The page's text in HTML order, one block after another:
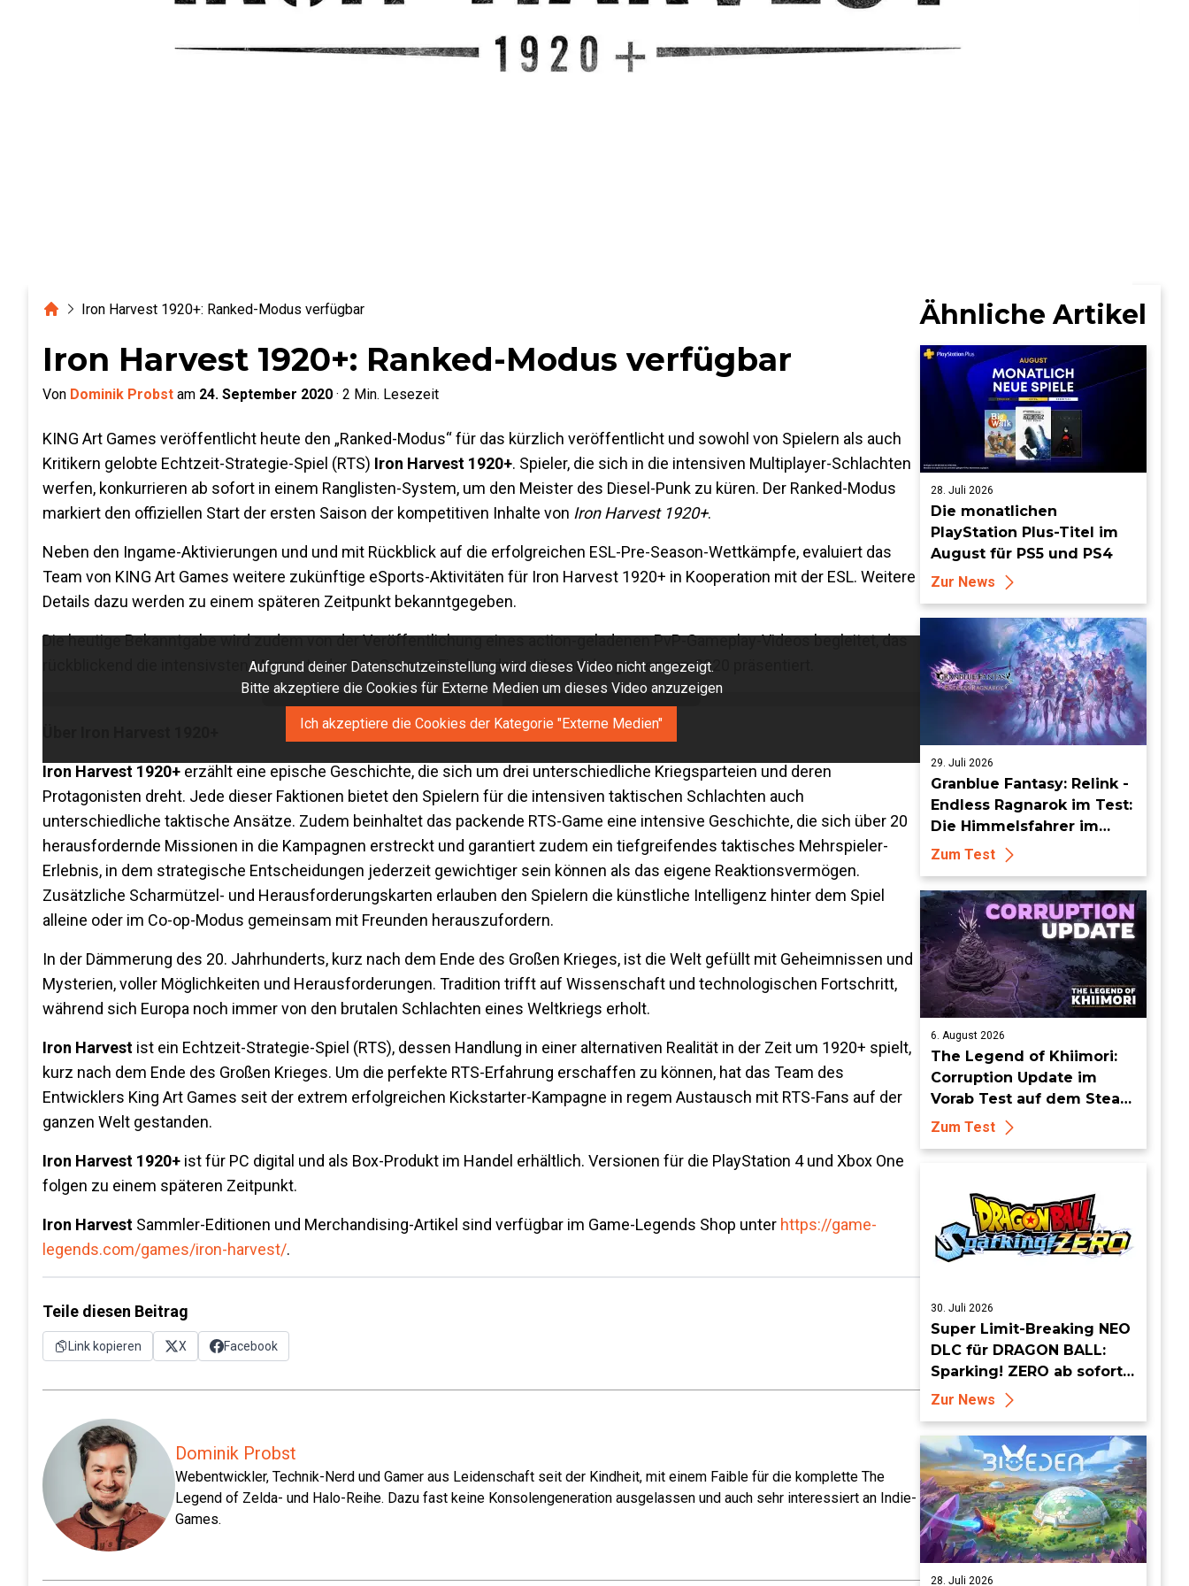
HomeIron Harvest 1920+: Ranked-Modus verfügbar
Iron Harvest 1920+: Ranked-Modus verfügbar
Von Dominik Probst am 24. September 2020 · 2 Min. Lesezeit
KING Art Games veröffentlicht heute den „Ranked-Modus“ für das kürzlich veröffentlicht und sowohl von Spielern als auch
Kritikern gelobte Echtzeit-Strategie-Spiel (RTS) Iron Harvest 1920+. Spieler, die sich in die intensiven Multiplayer-Schlachten
werfen, konkurrieren ab sofort in einem Ranglisten-System, um den Meister des Diesel-Punk zu küren. Der Ranked-Modus
markiert den offiziellen Start der ersten Saison der kompetitiven Inhalte von Iron Harvest 1920+.
Neben den Ingame-Aktivierungen und und mit Rückblick auf die erfolgreichen ESL-Pre-Season-Wettkämpfe, evaluiert das
Team von KING Art Games weitere zukünftige eSports-Aktivitäten für Iron Harvest 1920+ in Kooperation mit der ESL. Weitere
Details dazu werden zu einem späteren Zeitpunkt bekanntgegeben.
Die heutige Bekanntgabe wird zudem von der Veröffentlichung eines action-geladenen PvP-Gameplay-Videos begleitet, das
rückblickend die intensivsten Momente der Pre-Season-Finalrunden während der gamescom2020 präsentiert.
Aufgrund deiner Datenschutzeinstellung wird dieses Video nicht angezeigt.
Bitte akzeptiere die Cookies für Externe Medien um dieses Video anzuzeigen
Ich akzeptiere die Cookies der Kategorie "Externe Medien"
Iron Harvest 1920+ erzählt eine epische Geschichte, die sich um drei unterschiedliche Kriegsparteien und deren
Protagonisten dreht. Jede dieser Faktionen bietet den Spielern für die intensiven taktischen Schlachten auch
unterschiedliche taktische Ansätze. Zudem beinhaltet das packende RTS-Game eine intensive Geschichte, die sich über 20
herausfordernde Missionen in die Kampagnen erstreckt und garantiert zudem ein tiefgreifendes taktisches Mehrspieler-
Erlebnis, in dem strategische Entscheidungen jederzeit gewichtiger sein können als das eigene Reaktionsvermögen.
Zusätzliche Scharmützel- und Herausforderungskarten erlauben den Spielern die künstliche Intelligenz hinter dem Spiel
alleine oder im Co-op-Modus gemeinsam mit Freunden herauszufordern.
In der Dämmerung des 20. Jahrhunderts, kurz nach dem Ende des Großen Krieges, ist die Welt gefüllt mit Geheimnissen und
Mysterien, voller Möglichkeiten und Herausforderungen. Tradition trifft auf Wissenschaft und technologischen Fortschritt,
während sich Europa noch immer von den brutalen Schlachten eines Weltkriegs erholt.
Iron Harvest ist ein Echtzeit-Strategie-Spiel (RTS), dessen Handlung in einer alternativen Realität in der Zeit um 1920+ spielt,
kurz nach dem Ende des Großen Krieges. Um die perfekte RTS-Erfahrung erschaffen zu können, hat das Team des
Entwicklers King Art Games seit der extrem erfolgreichen Kickstarter-Kampagne in regem Austausch mit RTS-Fans auf der
ganzen Welt gestanden.
Iron Harvest 1920+ ist für PC digital und als Box-Produkt im Handel erhältlich. Versionen für die PlayStation 4 und Xbox One
folgen zu einem späteren Zeitpunkt.
Iron Harvest Sammler-Editionen und Merchandising-Artikel sind verfügbar im Game-Legends Shop unter https://game-
legends.com/games/iron-harvest/.
Teile diesen Beitrag
Link kopieren X Facebook
Dominik Probst
Webentwickler, Technik-Nerd und Gamer aus Leidenschaft seit der Kindheit, mit einem Faible für die komplette The
Legend of Zelda- und Halo-Reihe. Dazu fast keine Konsolengeneration ausgelassen und auch sehr interessiert an Indie-
Games.
Ähnliche Artikel
28. Juli 2026
Die monatlichen
PlayStation Plus-Titel im
August für PS5 und PS4
Zur News
29. Juli 2026
Granblue Fantasy: Relink -
Endless Ragnarok im Test:
Die Himmelsfahrer im
endlosen Endgame
Zum Test
6. August 2026
The Legend of Khiimori:
Corruption Update im
Vorab Test auf dem Steam
Deck - Die Idylle bekommt
dunkle Risse
Zum Test
30. Juli 2026
Super Limit-Breaking NEO
DLC für DRAGON BALL:
Sparking! ZERO ab sofort
erhältlich
Zur News
28. Juli 2026